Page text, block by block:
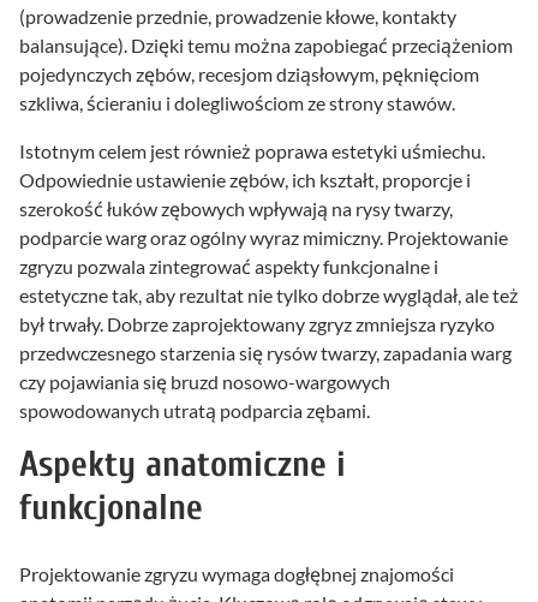
(prowadzenie przednie, prowadzenie kłowe, kontakty
balansujące). Dzięki temu można zapobiegać przeciążeniom
pojedynczych zębów, recesjom dziąsłowym, pęknięciom
szkliwa, ścieraniu i dolegliwościom ze strony stawów.
Istotnym celem jest również poprawa estetyki uśmiechu.
Odpowiednie ustawienie zębów, ich kształt, proporcje i
szerokość łuków zębowych wpływają na rysy twarzy,
podparcie warg oraz ogólny wyraz mimiczny. Projektowanie
zgryzu pozwala zintegrować aspekty funkcjonalne i
estetyczne tak, aby rezultat nie tylko dobrze wyglądał, ale też
był trwały. Dobrze zaprojektowany zgryz zmniejsza ryzyko
przedwczesnego starzenia się rysów twarzy, zapadania warg
czy pojawiania się bruzd nosowo-wargowych
spowodowanych utratą podparcia zębami.
Aspekty anatomiczne i
funkcjonalne
Projektowanie zgryzu wymaga dogłębnej znajomości